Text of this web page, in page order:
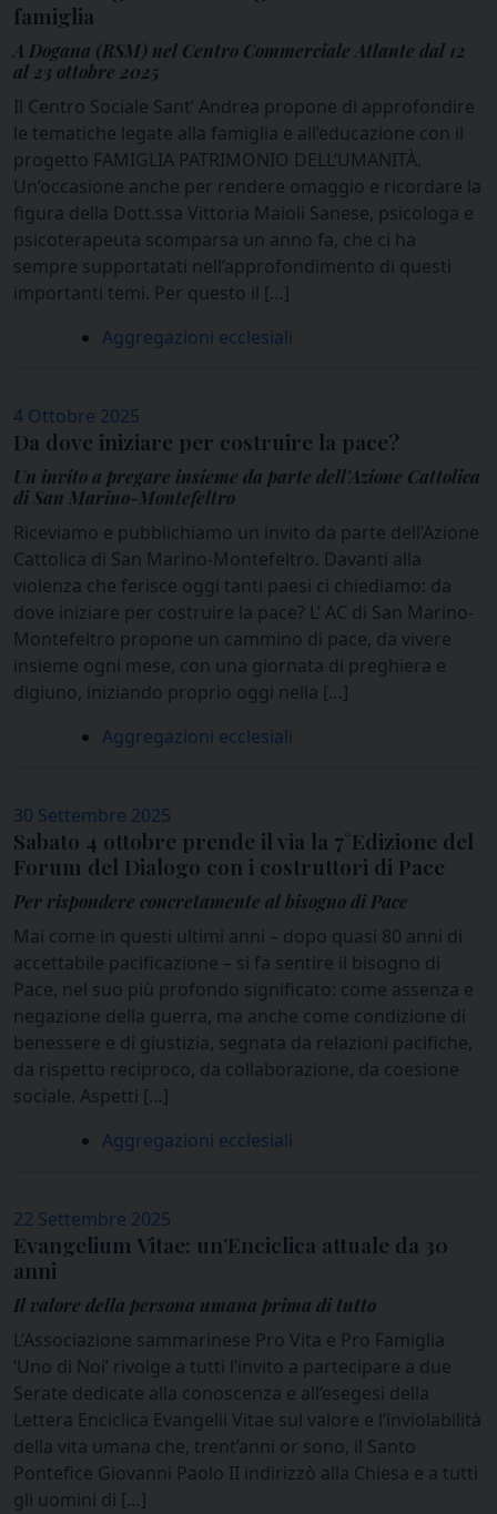
famiglia
A Dogana (RSM) nel Centro Commerciale Atlante dal 12
al 23 ottobre 2025
Il Centro Sociale Sant’ Andrea propone di approfondire
le tematiche legate alla famiglia e all’educazione con il
progetto FAMIGLIA PATRIMONIO DELL’UMANITÀ.
Un’occasione anche per rendere omaggio e ricordare la
figura della Dott.ssa Vittoria Maioli Sanese, psicologa e
psicoterapeuta scomparsa un anno fa, che ci ha
sempre supportatati nell’approfondimento di questi
importanti temi. Per questo il […]
Aggregazioni ecclesiali
4 Ottobre 2025
Da dove iniziare per costruire la pace?
Un invito a pregare insieme da parte dell'Azione Cattolica
di San Marino-Montefeltro
Riceviamo e pubblichiamo un invito da parte dell’Azione
Cattolica di San Marino-Montefeltro. Davanti alla
violenza che ferisce oggi tanti paesi ci chiediamo: da
dove iniziare per costruire la pace? L’ AC di San Marino-
Montefeltro propone un cammino di pace, da vivere
insieme ogni mese, con una giornata di preghiera e
digiuno, iniziando proprio oggi nella […]
Aggregazioni ecclesiali
30 Settembre 2025
Sabato 4 ottobre prende il via la 7°Edizione del
Forum del Dialogo con i costruttori di Pace
Per rispondere concretamente al bisogno di Pace
Mai come in questi ultimi anni – dopo quasi 80 anni di
accettabile pacificazione – si fa sentire il bisogno di
Pace, nel suo più profondo significato: come assenza e
negazione della guerra, ma anche come condizione di
benessere e di giustizia, segnata da relazioni pacifiche,
da rispetto reciproco, da collaborazione, da coesione
sociale. Aspetti […]
Aggregazioni ecclesiali
22 Settembre 2025
Evangelium Vitae: un’Enciclica attuale da 30
anni
Il valore della persona umana prima di tutto
L’Associazione sammarinese Pro Vita e Pro Famiglia
‘Uno di Noi’ rivolge a tutti l’invito a partecipare a due
Serate dedicate alla conoscenza e all’esegesi della
Lettera Enciclica Evangelii Vitae sul valore e l’inviolabilità
della vita umana che, trent’anni or sono, il Santo
Pontefice Giovanni Paolo II indirizzò alla Chiesa e a tutti
gli uomini di […]